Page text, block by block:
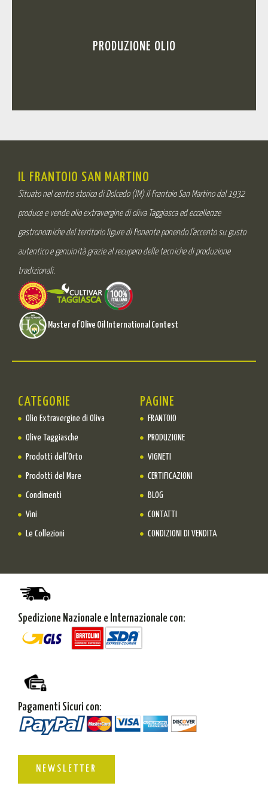
PRODUZIONE OLIO
IL FRANTOIO SAN MARTINO
Situato nel centro storico di Dolcedo (IM) il Frantoio San Martino dal 1932
produce e vende olio extravergine di oliva Taggiasca ed eccellenze
gastronomiche del territorio ligure di Ponente ponendo l’accento su gusto
autentico e genuinità grazie al recupero delle tecniche di produzione
tradizionali.
Master of Olive Oil International Contest
CATEGORIE
Olio Extravergine di Oliva
Olive Taggiasche
Prodotti dell'Orto
Prodotti del Mare
Condimenti
Vini
Le Collezioni
PAGINE
FRANTOIO
PRODUZIONE
VIGNETI
CERTIFICAZIONI
BLOG
CONTATTI
CONDIZIONI DI VENDITA
Spedizione Nazionale e Internazionale con:
Pagamenti Sicuri con:
NEWSLETTER